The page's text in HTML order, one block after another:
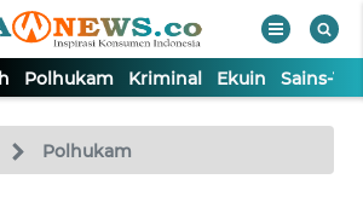
Polhukam Kriminal Ekuin Sains-
Polhukam